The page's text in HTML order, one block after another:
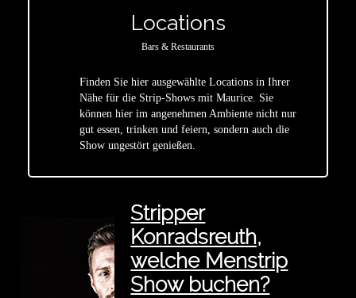
Locations
Bars & Restaurants
Finden Sie hier ausgewählte Locations in Ihrer
Nähe für die Strip-Shows mit Maurice. Sie
können hier im angenehmen Ambiente nicht nur
gut essen, trinken und feiern, sondern auch die
Show ungestört genießen.
Stripper
Konradsreuth,
welche Menstrip
Show buchen?